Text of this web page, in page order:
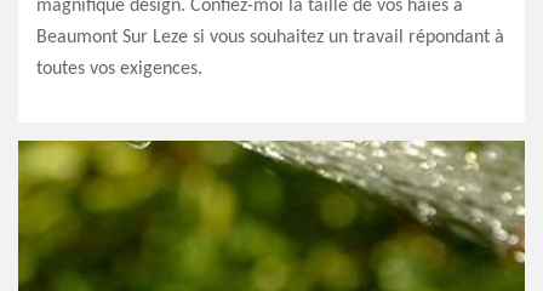
magnifique design. Confiez-moi la taille de vos haies à
Beaumont Sur Leze si vous souhaitez un travail répondant à
toutes vos exigences.